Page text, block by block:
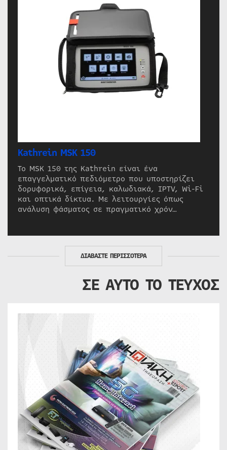
Kathrein MSK 150
Το MSK 150 της Kathrein είναι ένα
επαγγελματικό πεδιόμετρο που υποστηρίζει
δορυφορικά, επίγεια, καλωδιακά, IPTV, Wi-Fi
και οπτικά δίκτυα. Με λειτουργίες όπως
ανάλυση φάσματος σε πραγματικό χρόν…
ΔΙΑΒΑΣΤΕ ΠΕΡΙΣΣΟΤΕΡΑ
ΣΕ ΑΥΤΟ ΤΟ ΤΕΥΧΟΣ